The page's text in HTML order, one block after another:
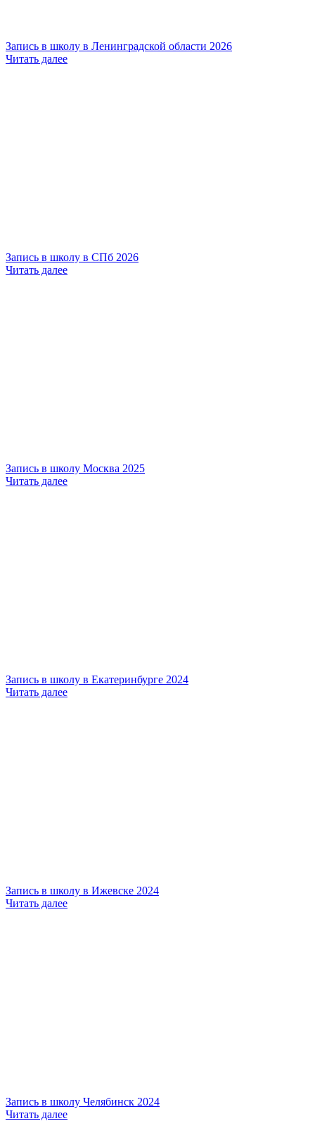
Запись в школу в Ленинградской области 2026
Читать далее
Запись в школу в СПб 2026
Читать далее
Запись в школу Москва 2025
Читать далее
Запись в школу в Екатеринбурге 2024
Читать далее
Запись в школу в Ижевске 2024
Читать далее
Запись в школу Челябинск 2024
Читать далее